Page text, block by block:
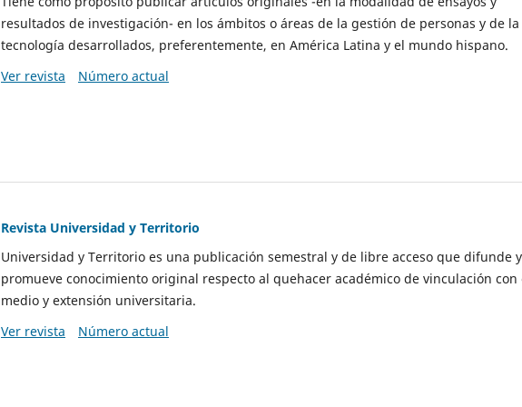
resultados de investigación- en los ámbitos o áreas de la gestión de personas y de la
tecnología desarrollados, preferentemente, en América Latina y el mundo hispano.
Ver revista
Número actual
Revista Universidad y Territorio
Universidad y Territorio es una publicación semestral y de libre acceso que difunde y
promueve conocimiento original respecto al quehacer académico de vinculación con
medio y extensión universitaria.
Ver revista
Número actual